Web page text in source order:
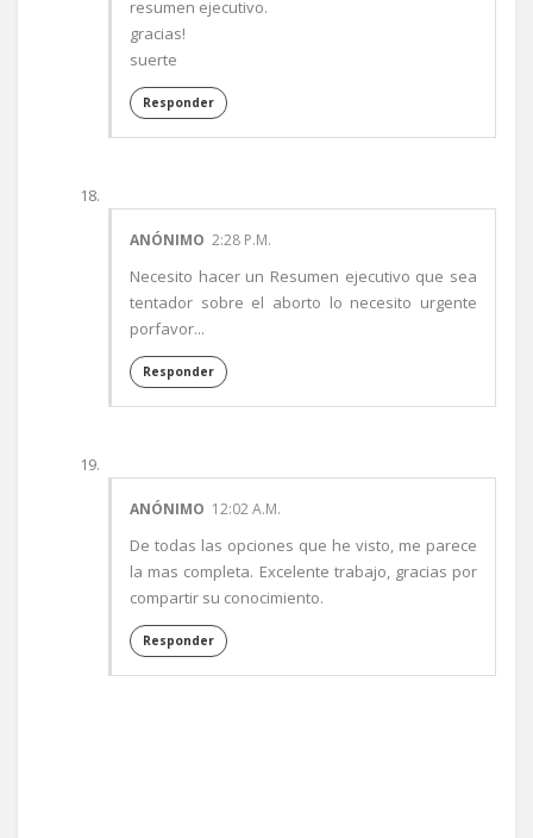
resumen ejecutivo.
gracias!
suerte
Responder
ANÓNIMO 2:28 P.M.
Necesito hacer un Resumen ejecutivo que sea
tentador sobre el aborto lo necesito urgente
porfavor...
Responder
ANÓNIMO 12:02 A.M.
De todas las opciones que he visto, me parece
la mas completa. Excelente trabajo, gracias por
compartir su conocimiento.
Responder